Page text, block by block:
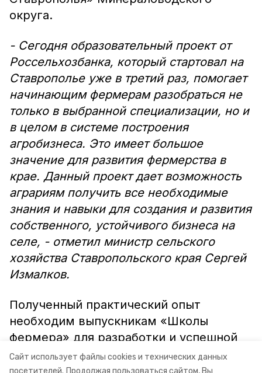
Сайт использует файлы cookies и технических данных
посетителей. Продолжая пользоваться сайтом, Вы
округа.
- Сегодня образовательный проект от
Россельхозбанка, который стартовал на
Ставрополье уже в третий раз, помогает
начинающим фермерам разобраться не
только в выбранной специализации, но и
в целом в системе построения
агробизнеса. Это имеет большое
значение для развития фермерства в
крае. Данный проект дает возможность
аграриям получить все необходимые
знания и навыки для создания и развития
собственного, устойчивого бизнеса на
селе, - отметил министр сельского
хозяйства Ставропольского края Сергей
Измалков.
Полученный практический опыт
необходим выпускникам «Школы
фермера» для разработки и успешной
реализации своих бизнес-проектов в
будущем.